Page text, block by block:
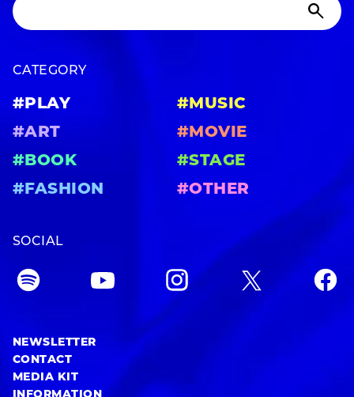
CATEGORY
#PLAY
#MUSIC
#ART
#MOVIE
#BOOK
#STAGE
#FASHION
#OTHER
SOCIAL
NEWSLETTER
CONTACT
MEDIA KIT